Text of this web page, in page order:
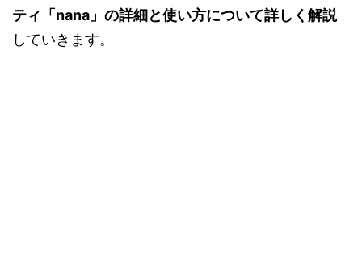
ティ「nana」の詳細と使い方について詳しく解説
していきます。